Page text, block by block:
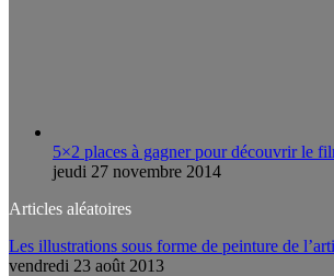
5×2 places à gagner pour découvrir le
jeudi 27 novembre 2014
Articles aléatoires
Les illustrations sous forme de peinture de
vendredi 23 août 2013